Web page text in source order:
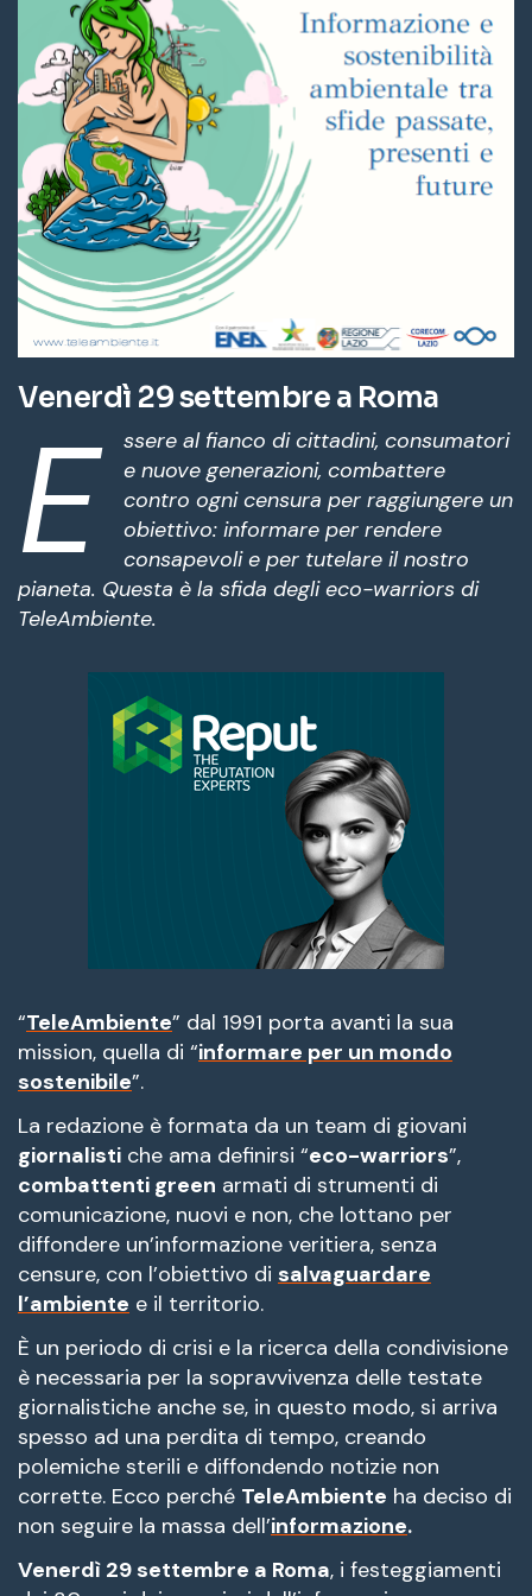
Venerdì 29 settembre a Roma
E
ssere al fianco di cittadini, consumatori
e nuove generazioni, combattere
contro ogni censura per raggiungere un
obiettivo: informare per rendere
consapevoli e per tutelare il nostro
pianeta. Questa è la sfida degli eco-warriors di
TeleAmbiente.
“TeleAmbiente” dal 1991 porta avanti la sua
mission, quella di “informare per un mondo
sostenibile”.
La redazione è formata da un team di giovani
giornalisti che ama definirsi “eco-warriors”,
combattenti green armati di strumenti di
comunicazione, nuovi e non, che lottano per
diffondere un’informazione veritiera, senza
censure, con l’obiettivo di salvaguardare
l’ambiente e il territorio.
È un periodo di crisi e la ricerca della condivisione
è necessaria per la sopravvivenza delle testate
giornalistiche anche se, in questo modo, si arriva
spesso ad una perdita di tempo, creando
polemiche sterili e diffondendo notizie non
corrette. Ecco perché TeleAmbiente ha deciso di
non seguire la massa dell’informazione.
Venerdì 29 settembre a Roma, i festeggiamenti